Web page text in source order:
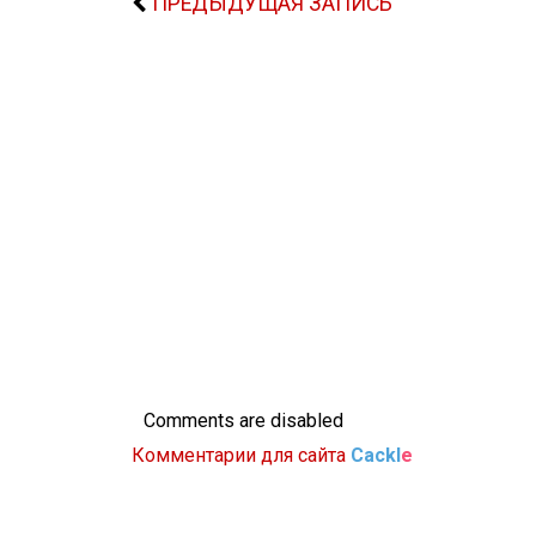
Comments are disabled
Комментарии для сайта Cackl e